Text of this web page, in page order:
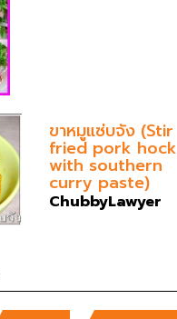
ขาหมูแซ่บจัง (Stir
fried pork hock
with southern
curry paste)
ChubbyLawyer